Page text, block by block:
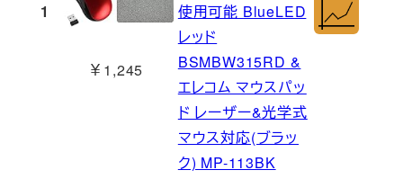
1
￥1,245
使用可能 BlueLED
レッド
BSMBW315RD &
エレコム マウスパッ
ド レーザー&光学式
マウス対応(ブラッ
ク) MP-113BK